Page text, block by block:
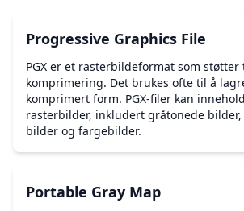
Progressive Graphics File
PGX er et rasterbildeformat som støtter
komprimering. Det brukes ofte til å
komprimert form. PGX-filer kan
rasterbilder, inkludert gråtonede
bilder og fargebilder.
Portable Gray Map